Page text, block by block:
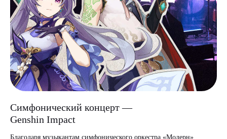
Симфонический концерт —
Genshin Impact
Благодаря музыкантам симфонического оркестра «Модерн»